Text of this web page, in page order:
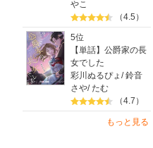
やこ
（4.5）
5位
【単話】公爵家の長
女でした
彩川ぬるぴょ /鈴音
さや/たむ
（4.7）
もっと見る